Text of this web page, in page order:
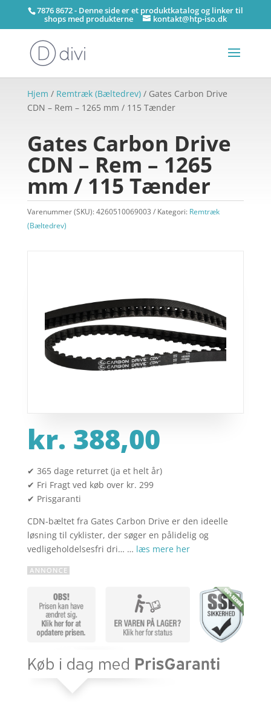
7876 8672 - Denne side er et produktkatalog og linker til
shops med produkterne kontakt@htp-iso.dk
Hjem / Remtræk (Bæltedrev)/ Gates Carbon Drive
CDN – Rem – 1265 mm / 115 Tænder
Gates Carbon Drive
CDN – Rem – 1265
mm / 115 Tænder
Varenummer (SKU):4260510069003 Kategori: Remtræk
(Bæltedrev)
kr. 388,00
✔ 365 dage returret (ja et helt år)
✔ Fri Fragt ved køb over kr. 299
✔ Prisgaranti
CDN-bæltet fra Gates Carbon Drive er den ideelle
løsning til cyklister, der søger en pålidelig og
vedligeholdelsesfri dri… … læs mere her